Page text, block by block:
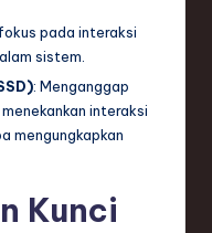
pada interaksi
sistem.
: Menganggap
interaksi
mengungkapkan
Kunci